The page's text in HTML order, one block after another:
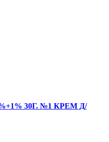
30Г. №1 КРЕМ Д/